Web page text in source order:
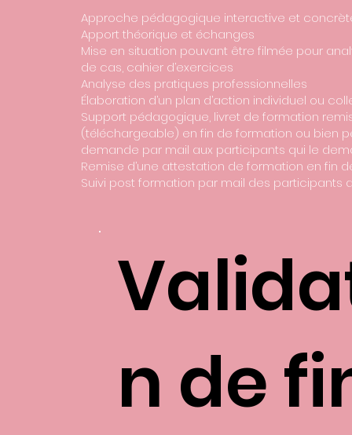
Approche pédagogique interactive et
Apport théorique et échanges
Mise en situation pouvant être filmée pour
de cas, cahier d’exercices
Analyse des pratiques professionnelles
Élaboration d’un plan d’action individuel ou
Support pédagogique, livret de formation
(téléchargeable) en fin de formation ou bien
demande par mail aux participants qui le
Remise d’une attestation de formation en fin
Suivi post formation par mail des participants
n de